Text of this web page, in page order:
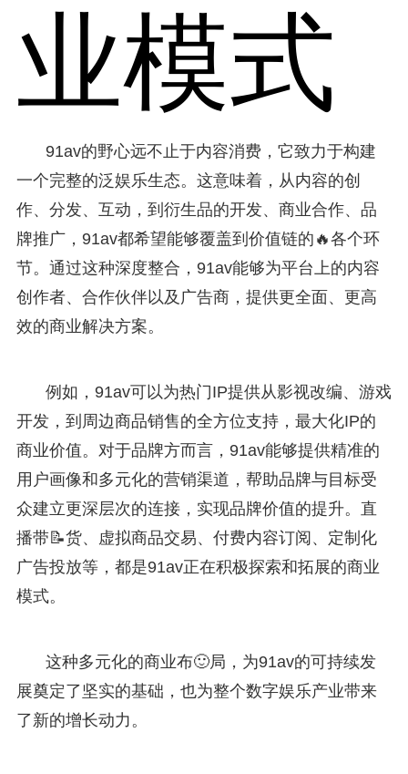
业模式
91av的野心远不止于内容消费，它致力于构建
一个完整的泛娱乐生态。这意味着，从内容的创
作、分发、互动，到衍生品的开发、商业合作、品
牌推广，91av都希望能够覆盖到价值链的🔥各个环
节。通过这种深度整合，91av能够为平台上的内容
创作者、合作伙伴以及广告商，提供更全面、更高
效的商业解决方案。
例如，91av可以为热门IP提供从影视改编、游戏
开发，到周边商品销售的全方位支持，最大化IP的
商业价值。对于品牌方而言，91av能够提供精准的
用户画像和多元化的营销渠道，帮助品牌与目标受
众建立更深层次的连接，实现品牌价值的提升。直
播带📝货、虚拟商品交易、付费内容订阅、定制化
广告投放等，都是91av正在积极探索和拓展的商业
模式。
这种多元化的商业布🙂局，为91av的可持续发
展奠定了坚实的基础，也为整个数字娱乐产业带来
了新的增长动力。